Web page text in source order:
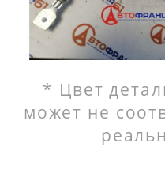
* Цвет
может не